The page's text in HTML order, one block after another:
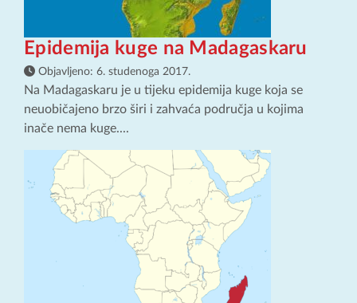
Epidemija kuge na Madagaskaru
Objavljeno: 6. studenoga 2017.
Na Madagaskaru je u tijeku epidemija kuge koja se
neuobičajeno brzo širi i zahvaća područja u kojima
inače nema kuge....